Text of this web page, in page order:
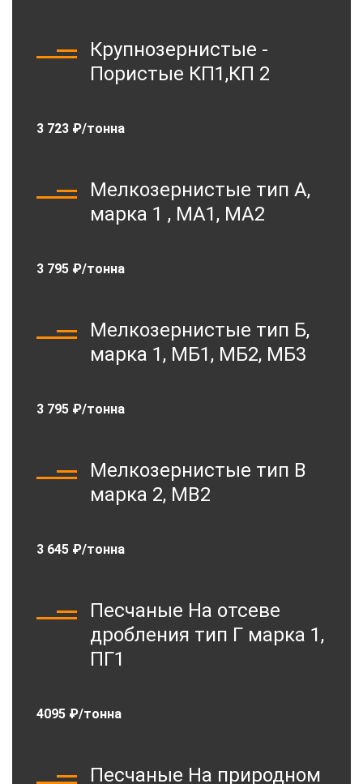
Крупнозернистые -
Пористые КП1,КП 2
3 723 ₽/тонна
Мелкозернистые тип А,
марка 1 , МА1, МА2
3 795 ₽/тонна
Мелкозернистые тип Б,
марка 1, МБ1, МБ2, МБ3
3 795 ₽/тонна
Мелкозернистые тип В
марка 2, МВ2
3 645 ₽/тонна
Песчаные На отсеве
дробления тип Г марка 1,
ПГ1
4095 ₽/тонна
Песчаные На природном